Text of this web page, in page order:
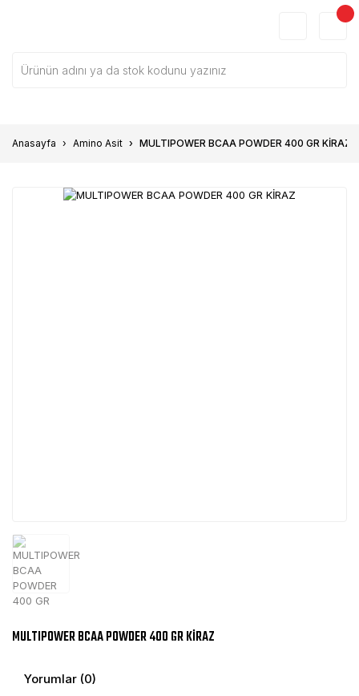
Anasayfa Amino Asit MULTIPOWER BCAA POWDER 400 GR KİRAZ
MULTIPOWER BCAA POWDER 400 GR KİRAZ
Yorumlar (0)